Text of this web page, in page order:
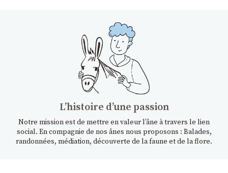
Lʼhistoire dʼune passion
Notre mission est de mettre en valeur l’âne à travers le lien
social. En compagnie de nos ânes nous proposons : Balades,
randonnées, médiation, découverte de la faune et de la flore.